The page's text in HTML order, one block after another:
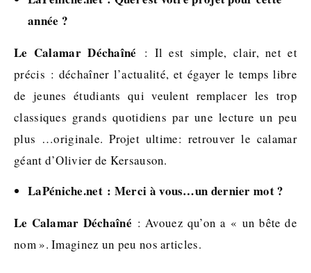
année ?
Le Calamar Déchaîné : Il est simple, clair, net et
précis : déchaîner l’actualité, et égayer le temps libre
de jeunes étudiants qui veulent remplacer les trop
classiques grands quotidiens par une lecture un peu
plus …originale. Projet ultime: retrouver le calamar
géant d’Olivier de Kersauson.
LaPéniche.net : Merci à vous…un dernier mot ?
Le Calamar Déchaîné : Avouez qu’on a « un bête de
nom ». Imaginez un peu nos articles.